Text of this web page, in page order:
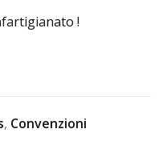
!
, Convenzioni